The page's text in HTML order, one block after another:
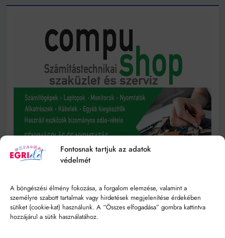
Fontosnak tartjuk az adatok
védelmét
A böngészési élmény fokozása, a forgalom elemzése, valamint a
személyre szabott tartalmak vagy hirdetések megjelenítése érdekében
sütiket (cookie-kat) használunk. A “Összes elfogadása” gombra kattintva
hozzájárul a sütik használatához.